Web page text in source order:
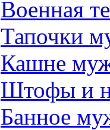
Военная
Тапочки
Кашне
Штофы и
Банное